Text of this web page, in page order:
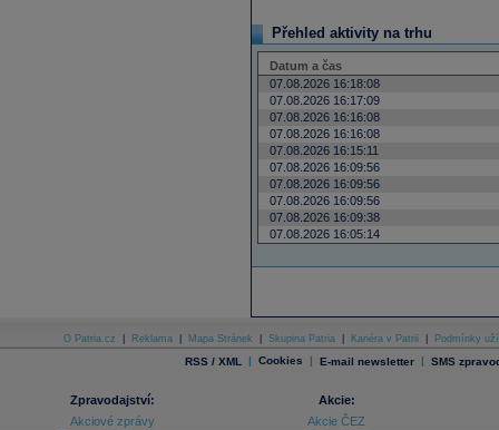
Přehled aktivity na trhu
Datum a čas
07.08.2026 16:18:08
07.08.2026 16:17:09
07.08.2026 16:16:08
07.08.2026 16:16:08
07.08.2026 16:15:11
07.08.2026 16:09:56
07.08.2026 16:09:56
07.08.2026 16:09:56
07.08.2026 16:09:38
07.08.2026 16:05:14
O Patria.cz Reklama Mapa Stránek Skupina Patria Kariéra v Patrii Podmínky
RSS / XML | Cookies | E-mail newsletter | SMS
Zpravodajství:
Akciové zprávy
Akcie:
Akcie ČEZ